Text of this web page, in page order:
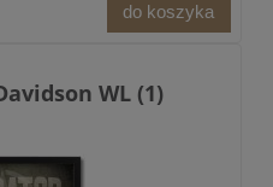
do koszyka
WL (1)